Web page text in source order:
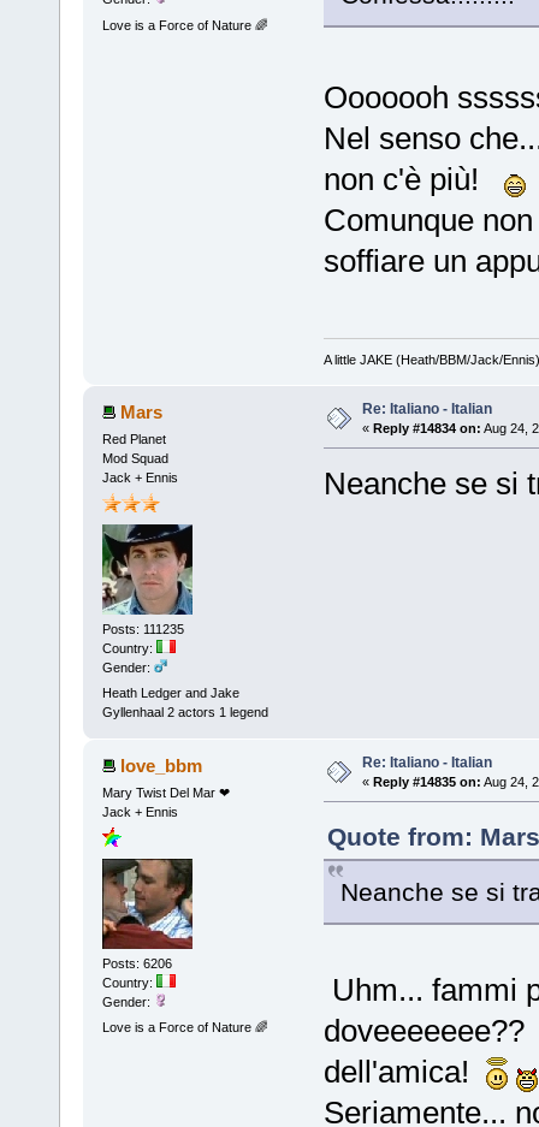
Love is a Force of Nature 🌈
Ooooooh
Nel senso
non c'è più!
Comunque
soffiare un
A little JAKE (Heath/BBM/Jack/
Mars
Red Planet
Mod Squad
Jack + Ennis
Posts: 111235
Country:
Gender:
Heath Ledger and Jake
Gyllenhaal 2 actors 1 legend
Re: Italiano - Italian
« Reply #14834 on: Aug 24,
Neanche se si
love_bbm
Mary Twist Del Mar ❤
Jack + Ennis
Posts: 6206
Country:
Gender:
Love is a Force of Nature 🌈
Re: Italiano - Italian
« Reply #14835 on: Aug 24,
Quote from:
Neanche se si
Uhm... fammi
dell'amica!
Seriamente...